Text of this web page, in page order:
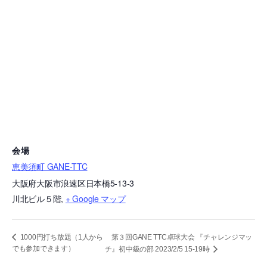
会場
恵美須町 GANE-TTC
大阪府大阪市浪速区日本橋5-13-3
川北ビル５階, + Google マップ
1000円打ち放題（1人から
でも参加できます）
第３回GANE TTC卓球大会 『チャレンジマッ
チ』初中級の部 2023/2/5 15-19時